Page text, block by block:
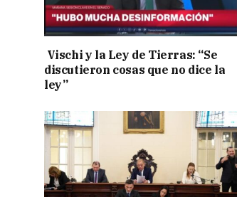
Vischi y la Ley de Tierras: “Se
discutieron cosas que no dice la
ley”